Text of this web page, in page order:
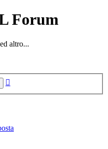
Forum
altro...